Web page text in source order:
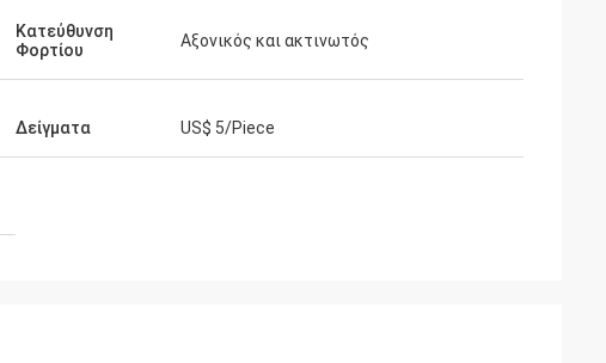
Κατεύθυνση
Φορτίου
Αξονικός και ακτινωτός
Δείγματα US$ 5/Piece